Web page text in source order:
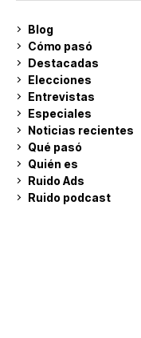
Blog
Cómo pasó
Destacadas
Elecciones
Entrevistas
Especiales
Noticias recientes
Qué pasó
Quién es
Ruido Ads
Ruido podcast